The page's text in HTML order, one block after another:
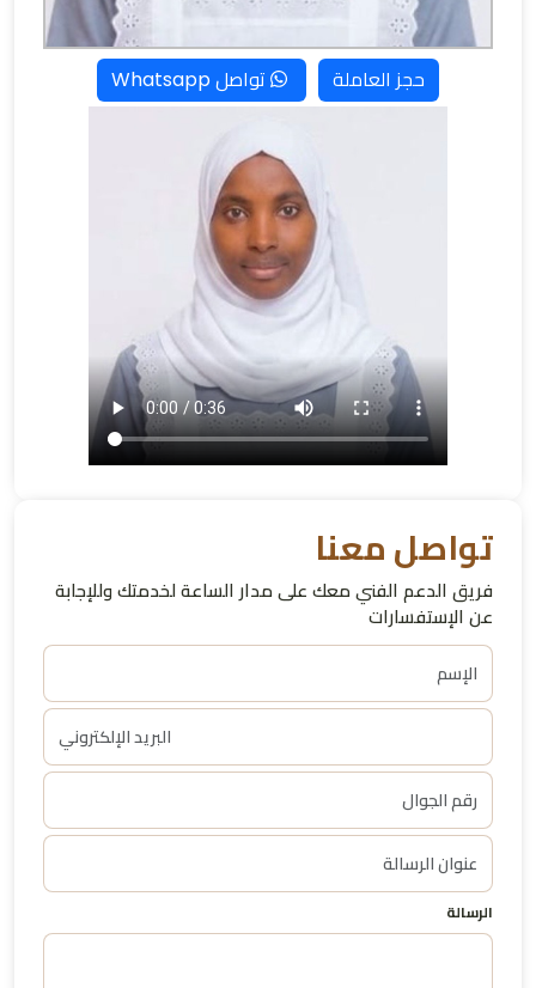
حجز العاملة تواصل Whatsapp
تواصل معنا
فريق الدعم الفني معك على مدار الساعة لخدمتك وللإجابة
عن الإستفسارات
الرسالة